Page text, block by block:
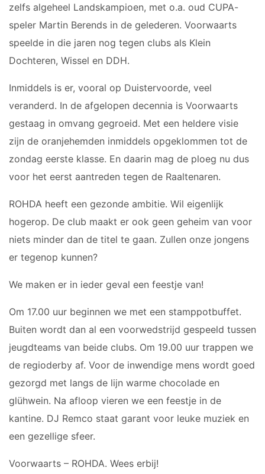
JO9-3
JO9-4JM
JO9-5
JO10-1
JO10-3
JO10-4 JM
JO10-5
JO10-6 JM
JO10-7
JO10-8JM
JO11-2
JO11-3JM
JO11-4 JM
JO12-3
JO12-4JM
JO13-3
JO13-4
MO13-1
4-5 jarigen
zelfs algeheel Landskampioen, met o.a. oud CUPA-
speler Martin Berends in de gelederen. Voorwaarts
speelde in die jaren nog tegen clubs als Klein
Dochteren, Wissel en DDH.
Inmiddels is er, vooral op Duistervoorde, veel
veranderd. In de afgelopen decennia is Voorwaarts
gestaag in omvang gegroeid. Met een heldere visie
zijn de oranjehemden inmiddels opgeklommen tot de
zondag eerste klasse. En daarin mag de ploeg nu dus
voor het eerst aantreden tegen de Raaltenaren.
ROHDA heeft een gezonde ambitie. Wil eigenlijk
hogerop. De club maakt er ook geen geheim van voor
niets minder dan de titel te gaan. Zullen onze jongens
er tegenop kunnen?
We maken er in ieder geval een feestje van!
Om 17.00 uur beginnen we met een stamppotbuffet.
Buiten wordt dan al een voorwedstrijd gespeeld tussen
jeugdteams van beide clubs. Om 19.00 uur trappen we
de regioderby af. Voor de inwendige mens wordt goed
gezorgd met langs de lijn warme chocolade en
glühwein. Na afloop vieren we een feestje in de
kantine. DJ Remco staat garant voor leuke muziek en
een gezellige sfeer.
Voorwaarts – ROHDA. Wees erbij!